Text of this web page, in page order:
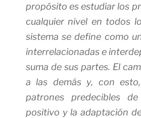
propósito es estudiar los
cualquier nivel en todos
sistema se define como
interrelacionadas e
suma de sus partes. El
a las demás y, con
patrones predecibles
positivo y la adaptación